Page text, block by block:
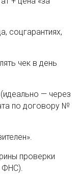
соцгарантиях,
чек в день
— через
по договору №
проверки
ФНС).